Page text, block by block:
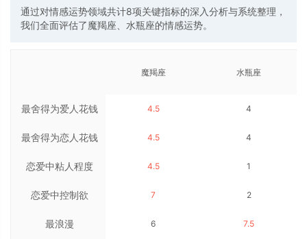
通过对情感运势领域共计8项关键指标的深入分析与系统整理，
我们全面评估了魔羯座、水瓶座的情感运势。
最舍得为爱人花钱
最舍得为恋人花钱
恋爱中粘人程度
恋爱中控制欲
最浪漫
魔羯座
4.5
4.5
4.5
7
6
水瓶座
4
4
1
2
7.5